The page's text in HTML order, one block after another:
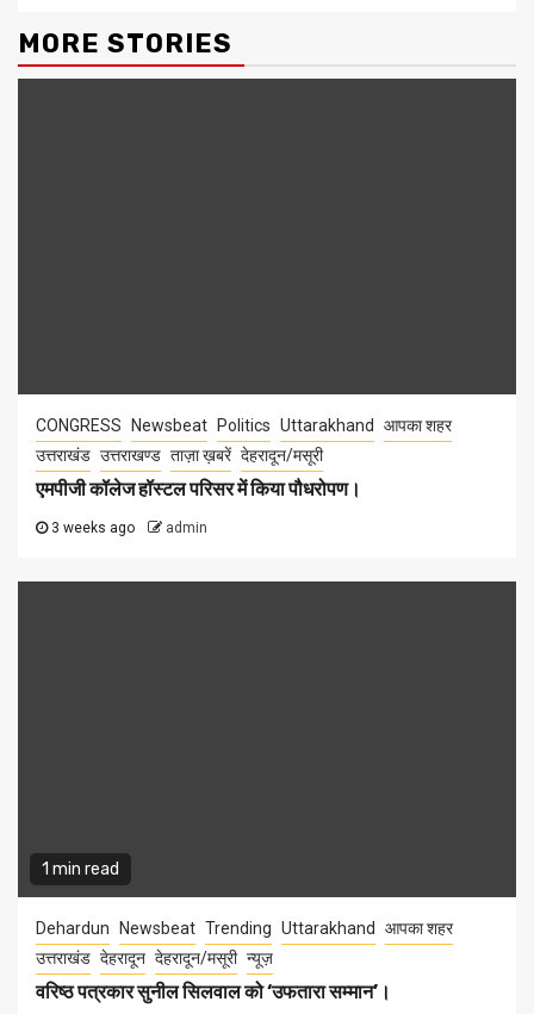
MORE STORIES
CONGRESS Newsbeat Politics Uttarakhand
आपका शहर
उत्तराखंड उत्तराखण्ड ताज़ा ख़बरें देहरादून/मसूरी
एमपीजी कॉलेज हॉस्टल परिसर में किया पौधरोपण।
3 weeks ago admin
1 min read
Dehardun Newsbeat Trending Uttarakhand
आपका शहर
उत्तराखंड देहरादून देहरादून/मसूरी न्यूज़
वरिष्ठ पत्रकार सुनील सिलवाल को ‘उफतारा सम्मान’।